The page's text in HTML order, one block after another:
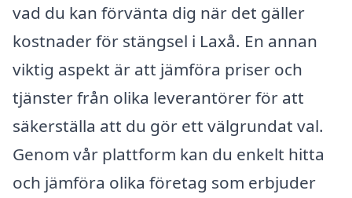
vad du kan förvänta dig när det gäller
kostnader för stängsel i Laxå. En annan
viktig aspekt är att jämföra priser och
tjänster från olika leverantörer för att
säkerställa att du gör ett välgrundat val.
Genom vår plattform kan du enkelt hitta
och jämföra olika företag som erbjuder